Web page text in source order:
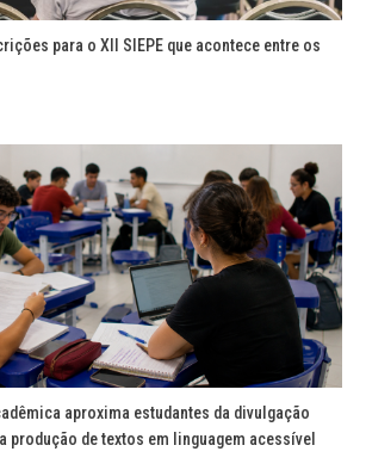
para o XII SIEPE que acontece entre os
aproxima estudantes da divulgação
produção de textos em linguagem acessível